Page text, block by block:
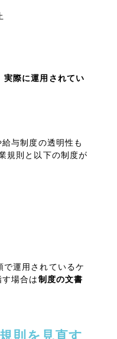
実際に運用されてい
与制度の透明性も
規則と以下の制度が
で運用されているケ
す場合は制度の文書
則を見直す